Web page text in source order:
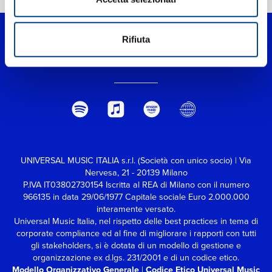
Rifiuta
UNIVERSAL MUSIC ITALIA s.r.l. (Società con unico socio) | Via
Nervesa, 21 - 20139 Milano
P.IVA IT03802730154 Iscritta al REA di Milano con il numero
966135 in data 29/06/1977 Capitale sociale Euro 2.000.000
interamente versato.
Universal Music Italia, nel rispetto delle best practices in tema di
corporate compliance ed al fine di migliorare i rapporti con tutti
gli stakeholders, si è dotata di un modello di gestione e
organizzazione ex d.lgs. 231/2001 e di un codice etico.